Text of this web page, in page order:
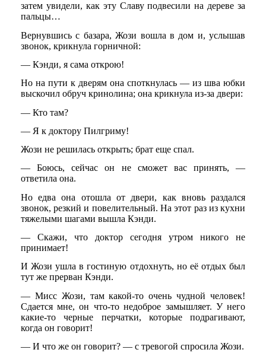
затем увидели, как эту Славу подвесили на дереве за
пальцы…
Вернувшись с базара, Жози вошла в дом и, услышав
звонок, крикнула горничной:
— Кэнди, я сама открою!
Но на пути к дверям она споткнулась — из шва юбки
выскочил обруч кринолина; она крикнула из-за двери:
— Кто там?
— Я к доктору Пилгриму!
Жози не решилась открыть; брат еще спал.
— Боюсь, сейчас он не сможет вас принять, —
ответила она.
Но едва она отошла от двери, как вновь раздался
звонок, резкий и повелительный. На этот раз из кухни
тяжелыми шагами вышла Кэнди.
— Скажи, что доктор сегодня утром никого не
принимает!
И Жози ушла в гостиную отдохнуть, но её отдых был
тут же прерван Кэнди.
— Мисс Жози, там какой-то очень чудной человек!
Сдается мне, он что-то недоброе замышляет. У него
какие-то черные перчатки, которые подрагивают,
когда он говорит!
— И что же он говорит? — с тревогой спросила Жози.